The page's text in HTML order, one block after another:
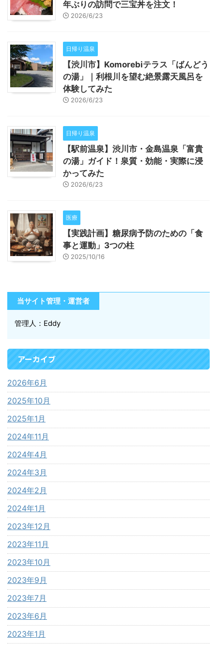
年ぶりの訪問で三宝丼を注文！
2026/6/23
日帰り温泉
【渋川市】Komorebiテラス「ばんどう
の湯」｜利根川を望む絶景露天風呂を
体験してみた
2026/6/23
日帰り温泉
【駅前温泉】渋川市・金島温泉「富貴
の湯」ガイド！泉質・効能・実際に浸
かってみた
2026/6/23
医療
【実践計画】糖尿病予防のための「食
事と運動」3つの柱
2025/10/16
当サイト管理・運営者
管理人：Eddy
アーカイブ
2026年6月
2025年10月
2025年1月
2024年11月
2024年4月
2024年3月
2024年2月
2024年1月
2023年12月
2023年11月
2023年10月
2023年9月
2023年7月
2023年6月
2023年1月